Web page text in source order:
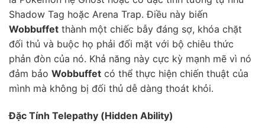
Shadow Tag hoặc Arena Trap. Điều này biến
Wobbuffet thành một chiếc bẫy đáng sợ, khóa chặt
đối thủ và buộc họ phải đối mặt với bộ chiêu thức
phản đòn của nó. Khả năng này cực kỳ mạnh mẽ vì nó
đảm bảo Wobbuffet có thể thực hiện chiến thuật của
mình mà không bị đối thủ dễ dàng thoát khỏi.
Đặc Tính Telepathy (Hidden Ability)